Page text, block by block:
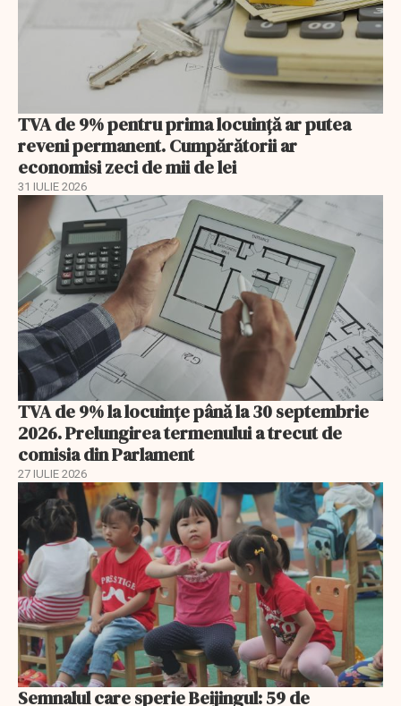
TVA de 9% pentru prima locuință ar putea
reveni permanent. Cumpărătorii ar
economisi zeci de mii de lei
31 IULIE 2026
TVA de 9% la locuințe până la 30 septembrie
2026. Prelungirea termenului a trecut de
comisia din Parlament
27 IULIE 2026
Semnalul care sperie Beijingul: 59 de